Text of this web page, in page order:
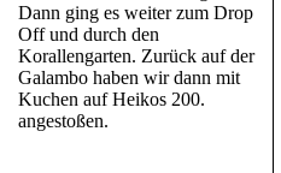
Dann ging es weiter zum Drop
Off und durch den
Korallengarten. Zurück auf der
Galambo haben wir dann mit
Kuchen auf Heikos 200.
angestoßen.